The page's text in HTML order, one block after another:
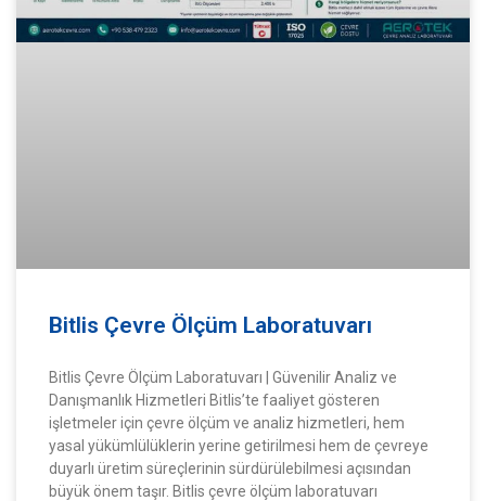
Bitlis Çevre Ölçüm Laboratuvarı
Bitlis Çevre Ölçüm Laboratuvarı | Güvenilir Analiz ve
Danışmanlık Hizmetleri Bitlis’te faaliyet gösteren
işletmeler için çevre ölçüm ve analiz hizmetleri, hem
yasal yükümlülüklerin yerine getirilmesi hem de çevreye
duyarlı üretim süreçlerinin sürdürülebilmesi açısından
büyük önem taşır. Bitlis çevre ölçüm laboratuvarı